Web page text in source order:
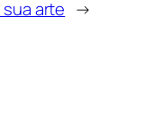
arte →